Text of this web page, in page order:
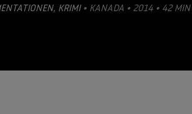
, KRIMI• KANADA • 2014 • 42 MIN